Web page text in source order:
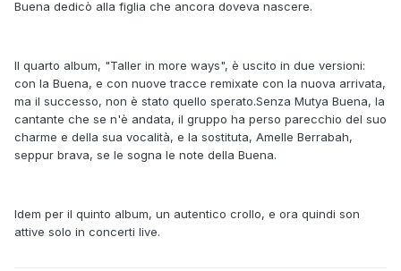
Buena dedicò alla figlia che ancora doveva nascere.
Il quarto album, "Taller in more ways", è uscito in due versioni:
con la Buena, e con nuove tracce remixate con la nuova arrivata,
ma il successo, non è stato quello sperato.Senza Mutya Buena, la
cantante che se n'è andata, il gruppo ha perso parecchio del suo
charme e della sua vocalità, e la sostituta, Amelle Berrabah,
seppur brava, se le sogna le note della Buena.
Idem per il quinto album, un autentico crollo, e ora quindi son
attive solo in concerti live.